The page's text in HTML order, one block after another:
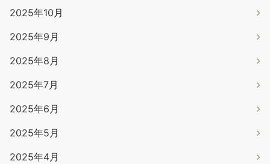
2025年10月
2025年9月
2025年8月
2025年7月
2025年6月
2025年5月
2025年4月